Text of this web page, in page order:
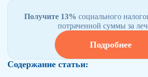
Содержание статьи:
Получите 13% социального
потраченной суммы за
Подробнее